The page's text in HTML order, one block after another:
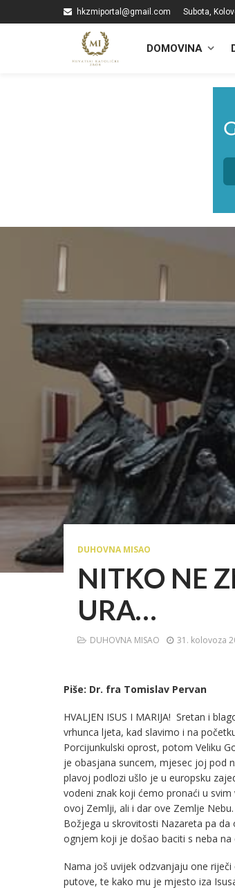
hkzmiportal@gmail.com Subota,
DOMOVINA
DUHOVNA MISAO
NITKO NE
URA…
DUHOVNA MISAO 31. kolovoza
Piše: Dr. fra Tomislav Pervan
HVALJEN ISUS I MARIJA! Sretan i
vrhunca ljeta, kad slavimo i na
Porcijunkulski oprost, potom Veliku
je obasjana suncem, mjesec joj pod
plavoj podlozi ušlo je u europsku
vodeni znak koji ćemo pronaći u
ovoj Zemlji, ali i dar ove Zemlje
Božjega u skrovitosti Nazareta pa
ognjem koji je došao baciti s neba
Nama još uvijek odzvanjaju one
putove, te kako mu je mjesto iza